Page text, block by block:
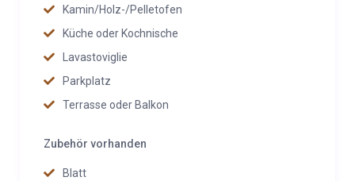
Kamin/Holz-/Pelletofen
Küche oder Kochnische
Lavastoviglie
Parkplatz
Terrasse oder Balkon
Zubehör vorhanden
Blatt